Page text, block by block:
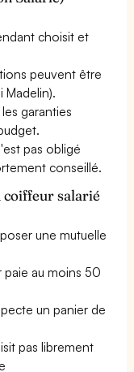
choisit et
peuvent être
Madelin).
garanties
pas obligé
conseillé.
salarié
une mutuelle
paie au moins 50
un panier de
pas librement